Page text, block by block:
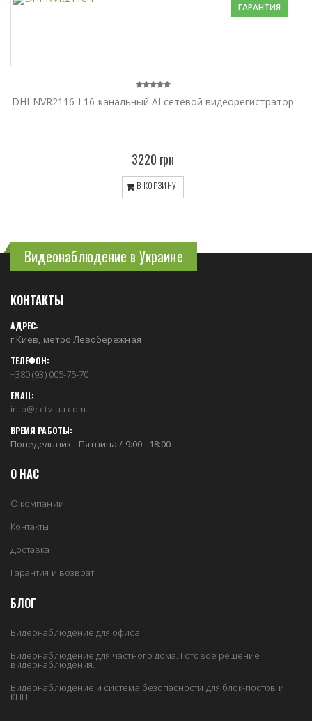
ГАРАНТИЯ
DHI-NVR2116-I 16-канальный AI сетевой видеорегистратор
3220 грн
В КОРЗИНУ
Видеонаблюдение в Украине
КОНТАКТЫ
АДРЕС:
г.Киев, метро Левобережная
ТЕЛЕФОН:
+380 (93) 005-75-70
EMAIL:
info@cctv-ua.com
ВРЕМЯ РАБОТЫ:
Понедельник - Пятница / 9:00 - 18:00
О НАС
О компании
Контакты
Доставка
Гарантия и возврат
БЛОГ
Видеонаблюдение для офиса
Видеонаблюдение для частного дома. Готовое решение
видеонаблюдения.
Видеонаблюдение и система безопасности для блок-постов и
КПП